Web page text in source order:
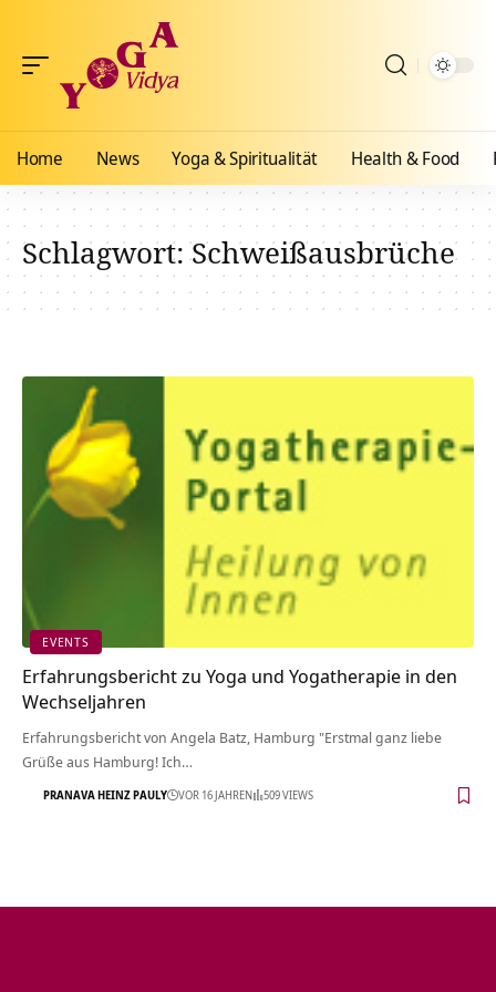
Home News Yoga & Spiritualität Health & Food
Schlagwort:Schweißausbrüche
EVENTS
Erfahrungsbericht zu Yoga und Yogatherapie in den
Wechseljahren
Erfahrungsbericht von Angela Batz, Hamburg "Erstmal ganz liebe
Grüße aus Hamburg! Ich…
PRANAVA HEINZ PAULY VOR 16 JAHREN 509 VIEWS